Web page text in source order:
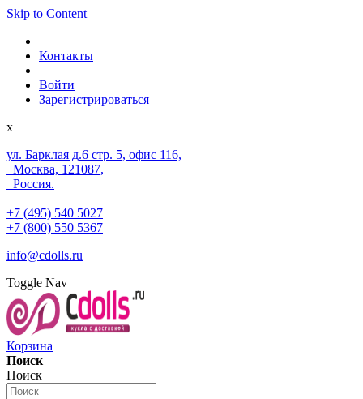
Skip to Content
Контакты
Войти
Зарегистрироваться
x
ул. Барклая д.6 стр. 5, офис 116,
Москва, 121087,
Россия.
+7 (495) 540 5027
+7 (800) 550 5367
info@cdolls.ru
Toggle Nav
Корзина
Поиск
Поиск